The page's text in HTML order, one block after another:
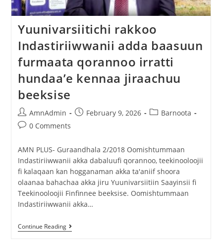
Yuunivarsiitichi rakkoo
Indastiriiwwanii adda baasuun
furmaata qorannoo irratti
hundaa’e kennaa jiraachuu
beeksise
AmnAdmin February 9, 2026
Barnoota
0 Comments
AMN PLUS- Guraandhala 2/2018 Oomishtummaan
Indastiriiwwanii akka dabaluufi qorannoo, teekinooloojii
fi kalaqaan kan hogganaman akka ta'aniif shoora
olaanaa bahachaa akka jiru Yuunivarsiitiin Saayinsii fi
Teekinooloojii Finfinnee beeksise. Oomishtummaan
Indastiriiwwanii akka…
Continue Reading